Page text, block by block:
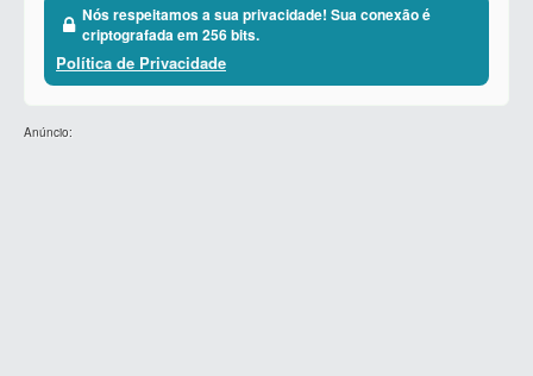
Nós respeitamos a sua privacidade! Sua conexão é
criptografada em 256 bits.
Política de Privacidade
Anúncio: